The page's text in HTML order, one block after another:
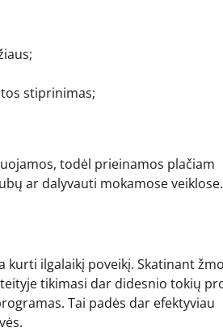
stiprinimas;
todėl prieinamos plačiam
ar dalyvauti mokamose veiklose.
kurti ilgalaikį poveikį. Skatinant
tikimasi dar didesnio tokių
Tai padės dar efektyviau